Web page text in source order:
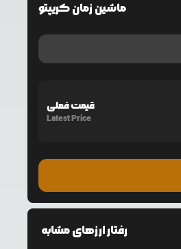
ماشین زمان کریپتو
قیمت فعلی
Latest Price
رفتار ارزهای مشابه